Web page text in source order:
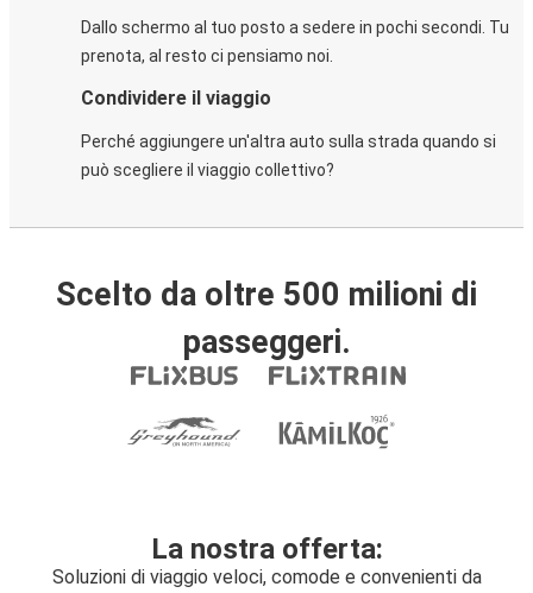
Dallo schermo al tuo posto a sedere in pochi secondi. Tu
prenota, al resto ci pensiamo noi.
Condividere il viaggio
Perché aggiungere un'altra auto sulla strada quando si
può scegliere il viaggio collettivo?
Scelto da oltre 500 milioni di
passeggeri.
La nostra offerta:
Soluzioni di viaggio veloci, comode e convenienti da